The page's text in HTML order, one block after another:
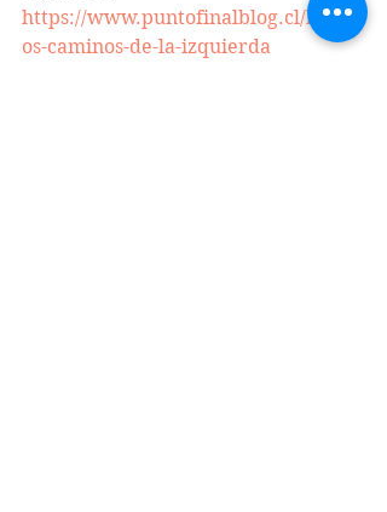
https://www.puntofinalblog.cl/blog/l
os-caminos-de-la-izquierda